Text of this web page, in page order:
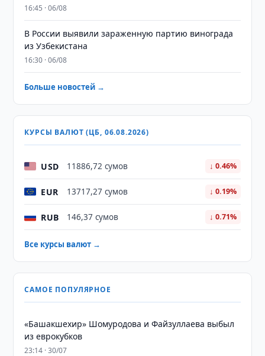
16:45 · 06/08
В России выявили зараженную партию винограда
из Узбекистана
16:30 · 06/08
Больше новостей →
КУРСЫ ВАЛЮТ (ЦБ, 06.08.2026)
USD 11886,72 сумов ↓ 0.46%
EUR 13717,27 сумов ↓ 0.19%
RUB 146,37 сумов ↓ 0.71%
Все курсы валют →
САМОЕ ПОПУЛЯРНОЕ
«Башакшехир» Шомуродова и Файзуллаева выбыл
из еврокубков
23:14 · 30/07